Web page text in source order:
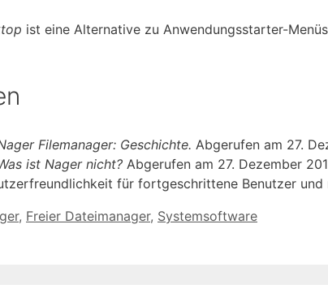
ist eine Alternative zu Anwendungsstarter-
Filemanager: Geschichte. Abgerufen am 27.
ist Nager nicht? Abgerufen am 27. Dezember
für fortgeschrittene Benutzer und
, Freier Dateimanager, Systemsoftware